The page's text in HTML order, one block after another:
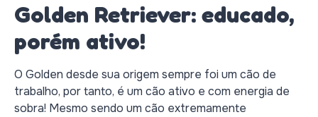
Golden Retriever: educado,
porém ativo!
O Golden desde sua origem sempre foi um cão de
trabalho, por tanto, é um cão ativo e com energia de
sobra! Mesmo sendo um cão extremamente